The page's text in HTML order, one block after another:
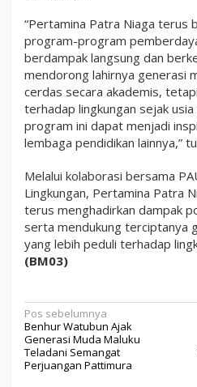
“Pertamina Patra Niaga terus
program-program
berdampak langsung dan
mendorong lahirnya generasi
cerdas secara akademis,
terhadap lingkungan sejak
program ini dapat menjadi
lembaga pendidikan lainnya,”
Melalui kolaborasi bersama
Lingkungan, Pertamina Patra
terus menghadirkan dampak
serta mendukung terciptanya
yang lebih peduli terhadap
(BM03)
N
a
v
Pos sebelumnya
Benhur Watubun Ajak
Generasi Muda Maluku
Teladani Semangat
Perjuangan Pattimura